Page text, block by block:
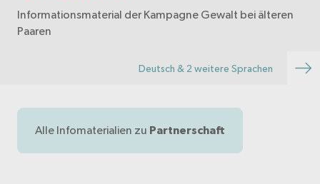
Informationsmaterial der Kampagne Gewalt bei älteren
Paaren
Deutsch & 2 weitere Sprachen
Alle Infomaterialien zu Partnerschaft